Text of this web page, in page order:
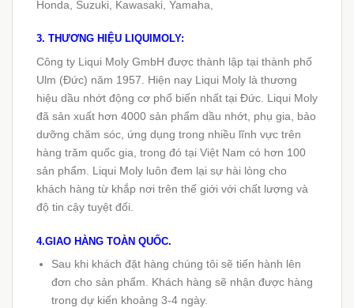
Honda, Suzuki, Kawasaki, Yamaha,
3. THƯƠNG HIỆU LIQUIMOLY:
Công ty Liqui Moly GmbH được thành lập tại thành phố
Ulm (Đức) năm 1957. Hiện nay Liqui Moly là thương
hiệu dầu nhớt động cơ phổ biến nhất tại Đức. Liqui Moly
đã sản xuất hơn 4000 sản phẩm dầu nhớt, phụ gia, bảo
dưỡng chăm sóc, ứng dụng trong nhiều lĩnh vực trên
hàng trăm quốc gia, trong đó tại Việt Nam có hơn 100
sản phẩm. Liqui Moly luôn đem lại sự hài lòng cho
khách hàng từ khắp nơi trên thế giới với chất lượng và
độ tin cậy tuyệt đối.
4.GIAO HÀNG TOÀN QUỐC.
Sau khi khách đặt hàng chúng tôi sẽ tiến hành lên
đơn cho sản phẩm. Khách hàng sẽ nhận được hàng
trong dự kiến khoảng 3-4 ngày.